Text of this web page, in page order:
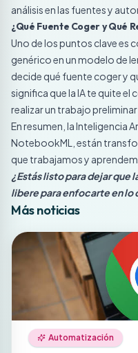
análisis en las fuentes y
¿Qué Fuente Coger y Qué
Uno de los puntos clave es
genérico en un modelo de
decide qué fuente coger y
significa que la IA te quite
realizar un trabajo
En resumen, la Inteligencia
NotebookML, están
que trabajamos y
¿Estás listo para dejar
libere para enfocarte en
Más noticias
Automatización